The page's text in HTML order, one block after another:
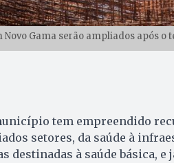
Novo Gama serão ampliados após
tem empreendido
setores, da saúde à
destinadas à saúde básica, e